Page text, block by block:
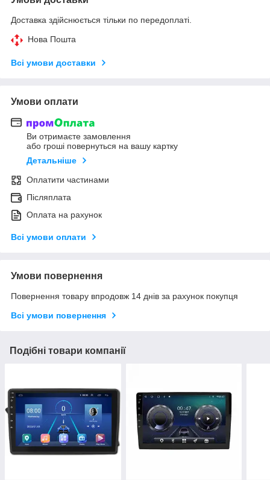
Доставка здійснюється тільки по передоплаті.
Нова Пошта
Всі умови доставки
Умови оплати
Ви отримаєте замовлення
або гроші повернуться на вашу картку
Детальніше
Оплатити частинами
Післяплата
Оплата на рахунок
Всі умови оплати
Умови повернення
Повернення товару впродовж 14 днів за рахунок покупця
Всі умови повернення
Подібні товари компанії